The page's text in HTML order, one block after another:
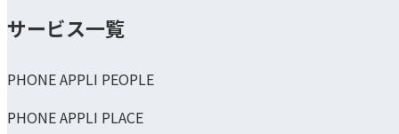
サービス一覧
PHONE APPLI PEOPLE
PHONE APPLI PLACE